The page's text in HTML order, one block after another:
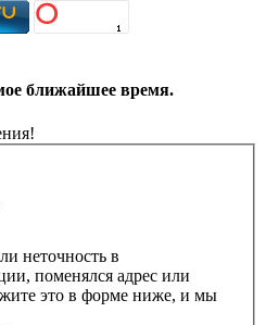
ближайшее время.
неточность в
поменялся адрес или
это в форме ниже, и мы